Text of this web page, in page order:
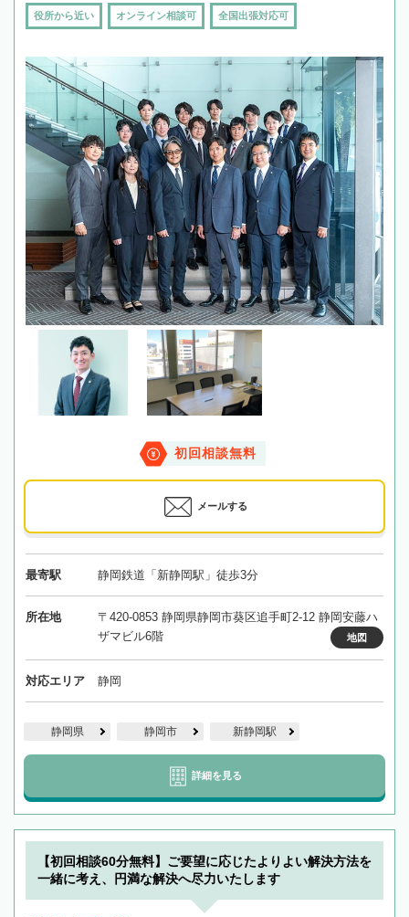
役所から近い オンライン相談可 全国出張対応可
初回相談無料
メールする
最寄駅 静岡鉄道「新静岡駅」徒歩3分
所在地
〒420-0853 静岡県静岡市葵区追手町2-12 静岡安藤ハ
ザマビル6階
地図
対応エリア 静岡
静岡県 静岡市 新静岡駅
詳細を見る
【初回相談60分無料】ご要望に応じたよりよい解決方法を
一緒に考え、円満な解決へ尽力いたします